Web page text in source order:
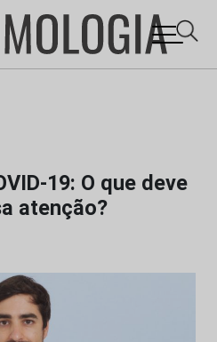
19: O que deve
atenção?